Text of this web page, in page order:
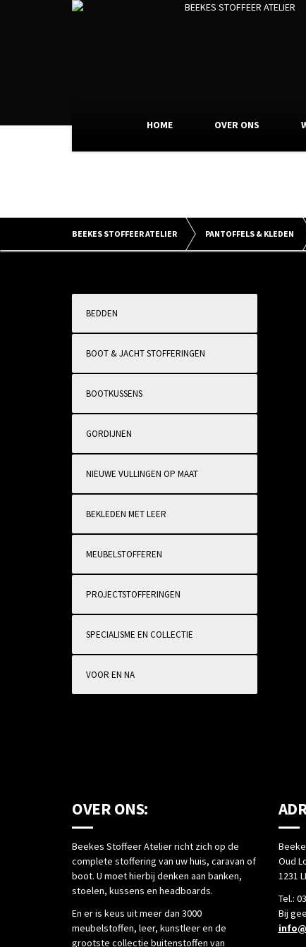
HOME OVER ONS
BEEKES STOFFEER ATELIER PANTOFFELS & KLEDEN
BEDDEN
BOOT & JACHT STOFFERINGEN
BOOTKUSSENS
GORDIJNEN
NIEUWE VULLINGEN OP MAAT
BEKLEDEN MET LEER
MEUBELSTOFFEREN
PROJECTSTOFFERINGEN
SPECIALISME EN COLLECTIE
VOOR EN NA
OVER ONS:
Beekes Stoffeer Atelier richt zich op de
complete stoffering van uw huis, caravan of
boot. U moet hierbij denken aan banken,
stoelen, kussens en headboards.
En er is keus uit meer dan 3000
meubelstoffen, leer, kunstleer en de
grootste collectie buitenstoffen van
Oud
1231
Tel.:
Bij